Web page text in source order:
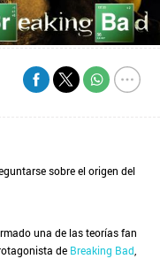
sobre el origen del
una de las teorías fan
de Breaking Bad